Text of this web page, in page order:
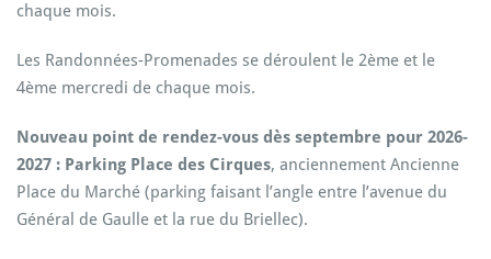
chaque mois.
Les Randonnées-Promenades se déroulent le 2ème et le
4ème mercredi de chaque mois.
Nouveau point de rendez-vous dès septembre pour 2026-
2027 : Parking Place des Cirques, anciennement Ancienne
Place du Marché (parking faisant l’angle entre l’avenue du
Général de Gaulle et la rue du Briellec).